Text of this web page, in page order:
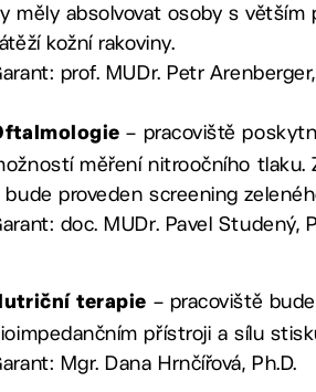
měly absolvovat osoby s
kožní rakoviny.
prof. MUDr. Petr
– pracoviště
měření nitroočního tlaku.
bude proveden screening
doc. MUDr. Pavel Studený,
terapie – pracoviště
přístroji a sílu
Mgr. Dana Hrnčířová, Ph.D.